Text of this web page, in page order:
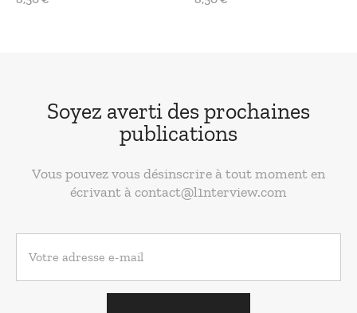
Soyez averti des prochaines
publications
Vous pouvez vous désinscrire à tout moment en
écrivant à contact@l1nterview.com